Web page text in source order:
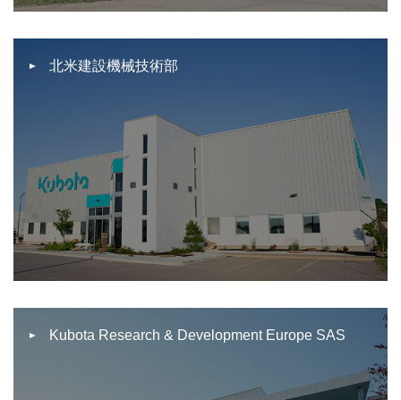
北米建設機械技術部
Kubota Research & Development Europe SAS